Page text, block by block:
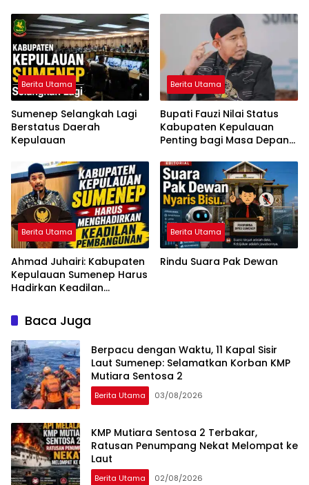
Berita Utama
Sumenep Selangkah Lagi
Berstatus Daerah
Kepulauan
Berita Utama
Bupati Fauzi Nilai Status
Kabupaten Kepulauan
Penting bagi Masa Depan
Berita Utama
Ahmad Juhairi: Kabupaten
Kepulauan Sumenep Harus
Hadirkan Keadilan
Sekadar Ganti Nama
Berita Utama
Rindu Suara Pak Dewan
Baca Juga
Berpacu dengan Waktu, 11 Kapal Sisir
Laut Sumenep: Selamatkan Korban KMP
Mutiara Sentosa 2
Berita Utama 03/08/2026
KMP Mutiara Sentosa 2 Terbakar,
Ratusan Penumpang Nekat Melompat ke
Laut
Berita Utama 02/08/2026